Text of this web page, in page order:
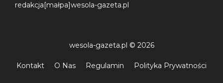
redakcja[małpa]wesola-gazeta.pl
wesola-gazeta.pl © 2026
Kontakt O Nas Regulamin Polityka Prywatności